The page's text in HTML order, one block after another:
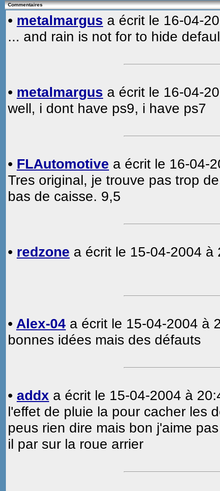
Commentaires
• metalmargus a écrit le 16-04-
... and rain is not for to hide
• metalmargus a écrit le 16-04-
well, i dont have ps9, i have ps7
• FLAutomotive a écrit le 16-04-
Tres original, je trouve pas trop
bas de caisse. 9,5
• redzone a écrit le 15-04-2004 à
• Alex-04 a écrit le 15-04-2004 à
bonnes idées mais des défauts
• addx a écrit le 15-04-2004 à
l'effet de pluie la pour cacher les
peus rien dire mais bon j'aime
il par sur la roue arrier